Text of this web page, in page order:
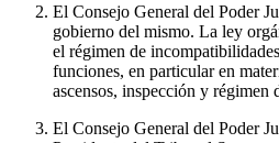
El Consejo General del Poder
gobierno del mismo. La ley
el régimen de
funciones, en particular en
ascensos, inspección y régimen
El Consejo General del Poder